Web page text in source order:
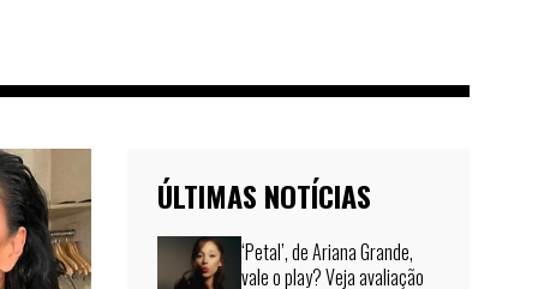
ÚLTIMAS NOTÍCIAS
‘Petal’, de Ariana Grande,
vale o play? Veja avaliação